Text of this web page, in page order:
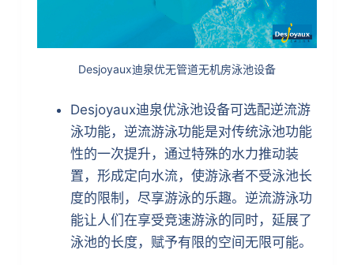
Desjoyaux迪泉优无管道无机房泳池设备
Desjoyaux迪泉优泳池设备可选配逆流游
泳功能，逆流游泳功能是对传统泳池功能
性的一次提升，通过特殊的水力推动装
置，形成定向水流，使游泳者不受泳池长
度的限制，尽享游泳的乐趣。逆流游泳功
能让人们在享受竞速游泳的同时，延展了
泳池的长度，赋予有限的空间无限可能。